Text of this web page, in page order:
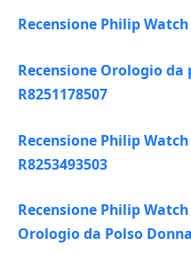
Recensione Philip
Recensione Orologio
R8251178507
Recensione Philip
R8253493503
Recensione Philip Watch
Orologio da Polso Donna